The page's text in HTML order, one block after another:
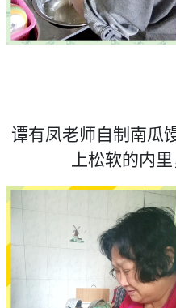
谭有凤老师自制南瓜
上松软的内